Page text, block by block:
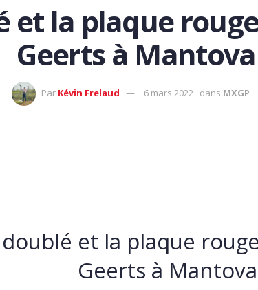
et la plaque
Geerts à Mantova
Par Kévin Frelaud 6 mars 2022 dans MXGP
doublé et la plaque
Geerts à Mantova